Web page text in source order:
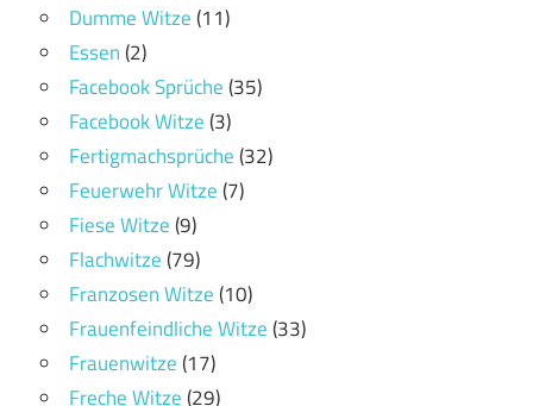
Dumme Witze(11)
Essen(2)
Facebook Sprüche(35)
Facebook Witze(3)
Fertigmachsprüche(32)
Feuerwehr Witze(7)
Fiese Witze(9)
Flachwitze(79)
Franzosen Witze(10)
Frauenfeindliche Witze(33)
Frauenwitze(17)
Freche Witze(29)